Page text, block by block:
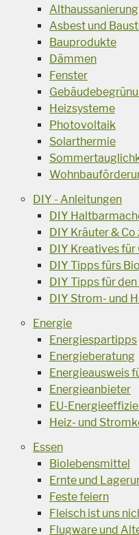
Althaussanierung
Asbest und
Bauprodukte
Dämmen
Fenster
Heizsysteme
Photovoltaik
Solarthermie
DIY - Anleitungen
DIY
DIY Kräuter &
DIY Kreatives für
DIY Tipps fürs
DIY Tipps für
DIY Strom- und
Energie
Energiespartipps
Energieberatung
Energieausweis
Energieanbieter
EU-
Heiz- und
Essen
Biolebensmittel
Ernte und
Feste feiern
Fleisch ist uns
Flugware und